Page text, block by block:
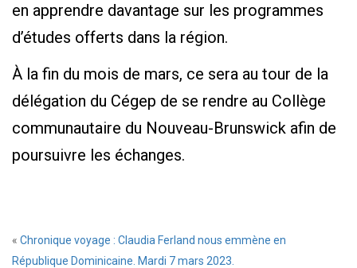
en apprendre davantage sur les programmes
d’études offerts dans la région.
À la fin du mois de mars, ce sera au tour de la
délégation du Cégep de se rendre au Collège
communautaire du Nouveau-Brunswick afin de
poursuivre les échanges.
« Chronique voyage : Claudia Ferland nous emmène en
République Dominicaine. Mardi 7 mars 2023.